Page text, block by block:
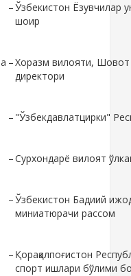
–Ўзбекистон Ёзувчилар
шоир
–Хоразм вилояти, Шовот
директори
– "Ўзбекдавлатцирки"
–Сурхондарё вилоят
–Ўзбекистон Бадиий
миниатюрачи рассом
– Қорақалпоғистон
спорт ишлари бўлими